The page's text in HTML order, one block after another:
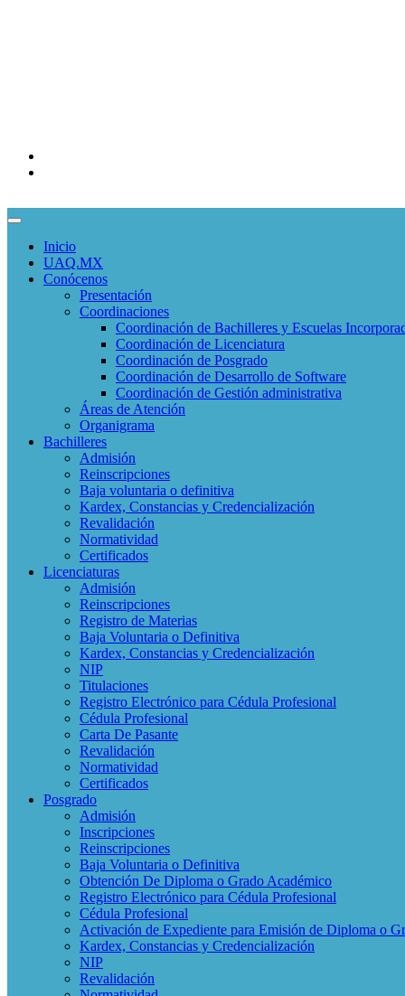
Inicio
UAQ.MX
Conócenos
Presentación
Coordinaciones
Coordinación de Bachilleres y Escuelas
Coordinación de Licenciatura
Coordinación de Posgrado
Coordinación de Desarrollo de Software
Coordinación de Gestión administrativa
Áreas de Atención
Organigrama
Bachilleres
Admisión
Reinscripciones
Baja voluntaria o definitiva
Kardex, Constancias y Credencialización
Revalidación
Normatividad
Certificados
Licenciaturas
Admisión
Reinscripciones
Registro de Materias
Baja Voluntaria o Definitiva
Kardex, Constancias y Credencialización
NIP
Titulaciones
Registro Electrónico para Cédula Profesional
Cédula Profesional
Carta De Pasante
Revalidación
Normatividad
Certificados
Posgrado
Admisión
Inscripciones
Reinscripciones
Baja Voluntaria o Definitiva
Obtención De Diploma o Grado Académico
Registro Electrónico para Cédula Profesional
Cédula Profesional
Activación de Expediente para Emisión de Diploma o
Kardex, Constancias y Credencialización
NIP
Revalidación